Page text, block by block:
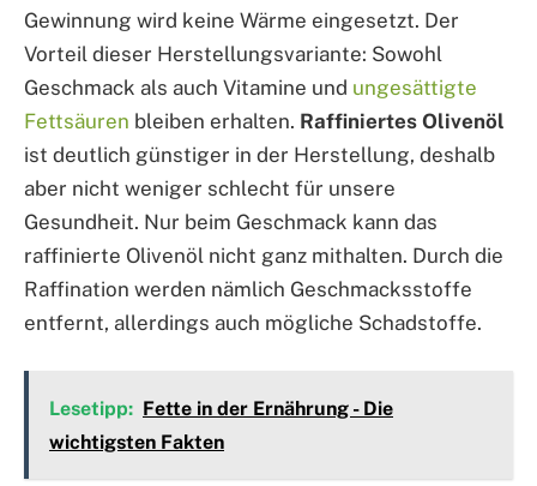
Gewinnung wird keine Wärme eingesetzt. Der
Vorteil dieser Herstellungsvariante: Sowohl
Geschmack als auch Vitamine und ungesättigte
Fettsäuren bleiben erhalten. Raffiniertes Olivenöl
ist deutlich günstiger in der Herstellung, deshalb
aber nicht weniger schlecht für unsere
Gesundheit. Nur beim Geschmack kann das
raffinierte Olivenöl nicht ganz mithalten. Durch die
Raffination werden nämlich Geschmacksstoffe
entfernt, allerdings auch mögliche Schadstoffe.
Lesetipp: Fette in der Ernährung - Die
wichtigsten Fakten